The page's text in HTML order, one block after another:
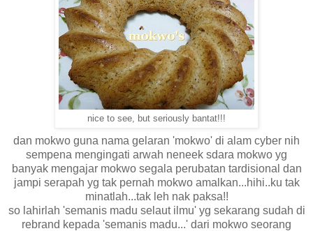
nice to see, but seriously bantat!!!
dan mokwo guna nama gelaran 'mokwo' di alam cyber nih
sempena mengingati arwah neneek sdara mokwo yg
banyak mengajar mokwo segala perubatan tardisional dan
jampi serapah yg tak pernah mokwo amalkan...hihi..ku tak
minatlah...tak leh nak paksa!!
so lahirlah 'semanis madu selaut ilmu' yg sekarang sudah di
rebrand kepada 'semanis madu...' dari mokwo seorang